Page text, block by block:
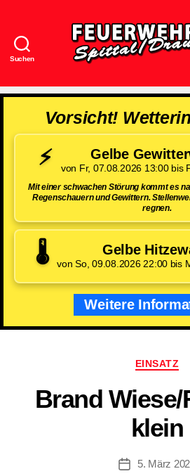
Suchen
Vorsicht!
⚡ Gelbe
von Fr, 07.08.2026 13:00 bis
Mit einer schwachen Störung kommt es
Regenschauern und Gewittern.
regnen.
🌡️ Gelbe
von So, 09.08.2026 22:00 bis
Weitere
EINSATZ
Brand
klein
Beitragsdatum
5. März